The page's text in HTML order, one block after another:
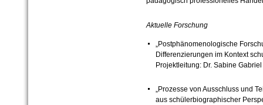
Aktuelle Forschung
„Postphänomenologische
Differenzierungen im Kontext
Projektleitung: Dr. Sabine
„Prozesse von Ausschluss und
aus schülerbiographischer